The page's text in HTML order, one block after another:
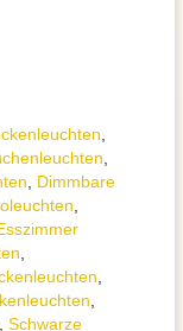
Dimmbare
Schwarze